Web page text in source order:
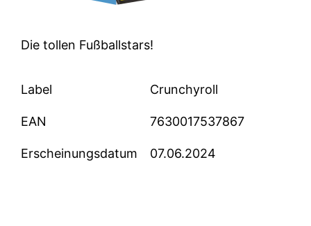
Die tollen Fußballstars!
Label Crunchyroll
EAN 7630017537867
Erscheinungsdatum 07.06.2024